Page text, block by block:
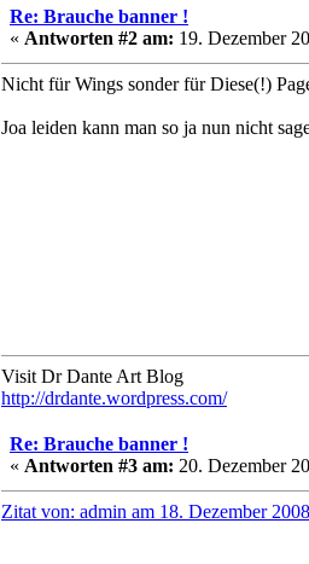
Re: Brauche banner !
« Antworten #2 am: 19. Dezember
Nicht für Wings sonder für Diese(!)
Joa leiden kann man so ja nun nicht
Visit Dr Dante Art Blog
http://drdante.wordpress.com/
Re: Brauche banner !
« Antworten #3 am: 20. Dezember
Zitat von: admin am 18. Dezember